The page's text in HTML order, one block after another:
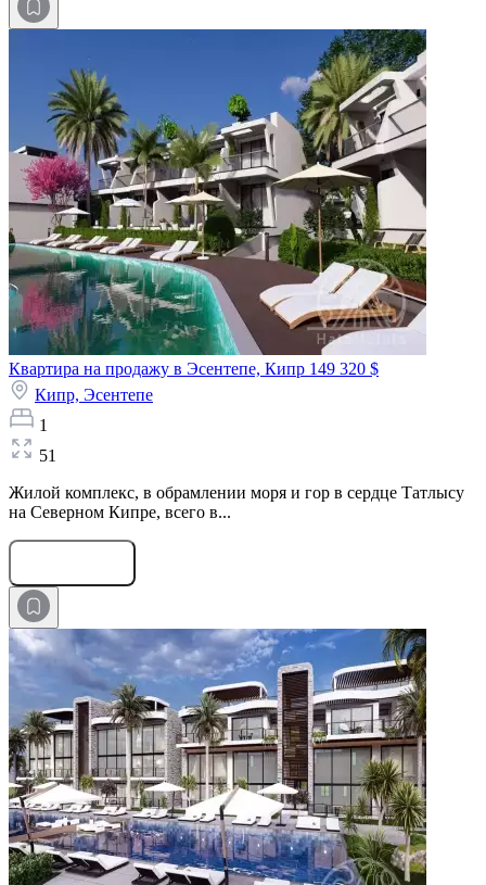
Квартира на продажу в Эсентепе, Кипр 149 320 $
Кипр, Эсентепе
1
51
Жилой комплекс, в обрамлении моря и гор в сердце Татлысу
на Северном Кипре, всего в...